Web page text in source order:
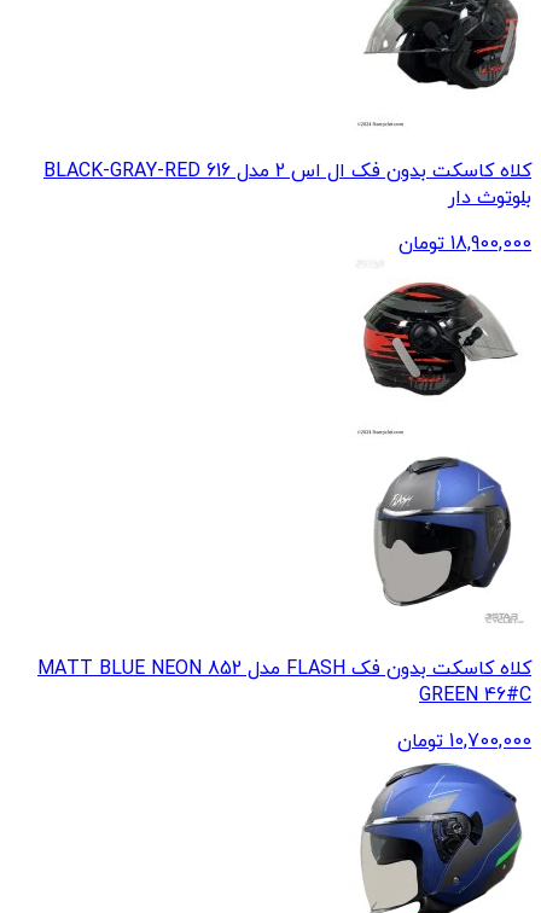
کلاه کاسکت بدون فک ال اس 2 مدل 616 BLACK-GRAY-RED
بلوتوث دار
18,900,000 تومان
کلاه کاسکت بدون فک FLASH مدل 852 MATT BLUE NEON
GREEN 46#C
10,700,000 تومان